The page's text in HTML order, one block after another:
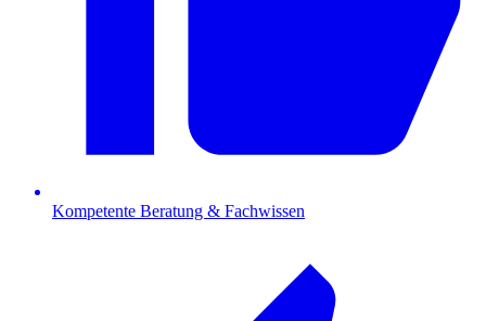
Kompetente Beratung & Fachwissen